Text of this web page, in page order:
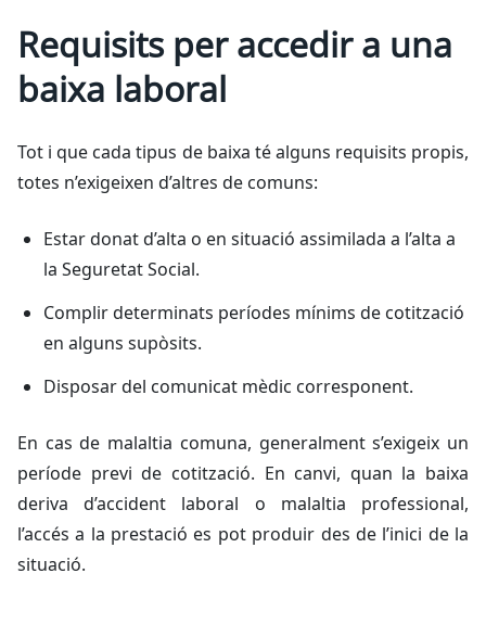
Requisits per accedir a una
baixa laboral
Tot i que cada tipus de baixa té alguns requisits propis,
totes n’exigeixen d’altres de comuns:
Estar donat d’alta o en situació assimilada a l’alta a
la Seguretat Social.
Complir determinats períodes mínims de cotització
en alguns supòsits.
Disposar del comunicat mèdic corresponent.
En cas de malaltia comuna, generalment s’exigeix un
període previ de cotització. En canvi, quan la baixa
deriva d’accident laboral o malaltia professional,
l’accés a la prestació es pot produir des de l’inici de la
situació.